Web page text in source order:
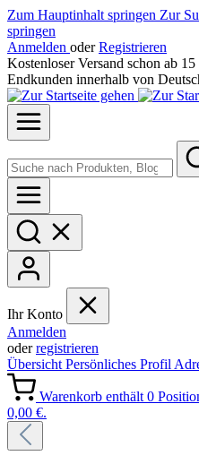
Zum Hauptinhalt springen Zur
springen
Anmelden oder Registrieren
Kostenloser Versand schon ab
Endkunden innerhalb von
Ihr Konto
Anmelden
oderregistrieren
Übersicht Persönliches Profil
Warenkorb enthält 0
0,00 €.